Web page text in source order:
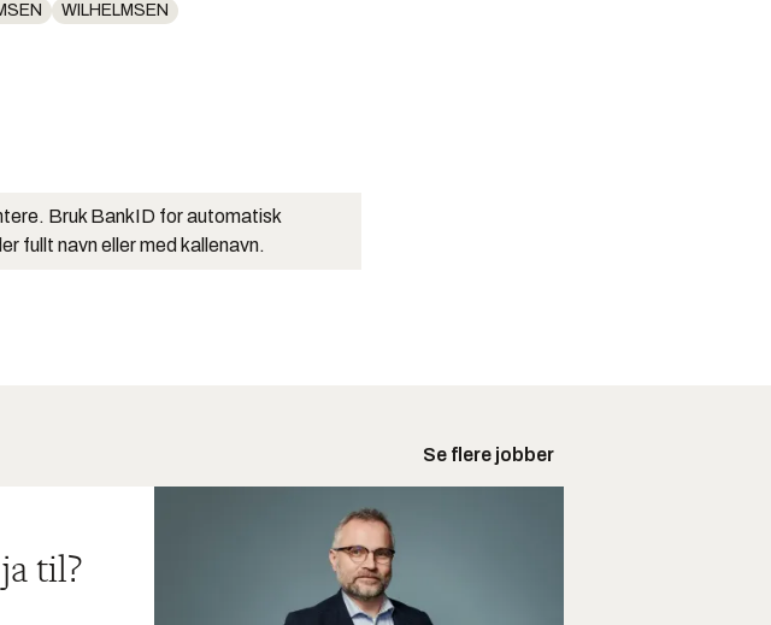
WILHELMSEN
Bruk BankID for automatisk
fullt navn eller med kallenavn.
Se flere jobber
til?